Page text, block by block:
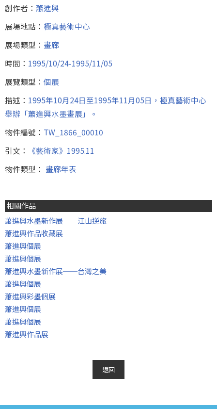
創作者： 蕭進興
展場地點： 極真藝術中心
展場類型： 畫廊
時間： 1995/10/24-1995/11/05
展覽類型： 個展
描述： 1995年10月24日至1995年11月05日，極真藝術中心
舉辦「蕭進興水墨畫展」。
物件編號： TW_1866_00010
引文：
《藝術家》1995.11
物件類型： 畫廊年表
相關作品
蕭進興水墨新作展──江山逆旅
蕭進興作品收藏展
蕭進興個展
蕭進興個展
蕭進興水墨新作展──台灣之美
蕭進興個展
蕭進興彩墨個展
蕭進興個展
蕭進興個展
蕭進興作品展
返回